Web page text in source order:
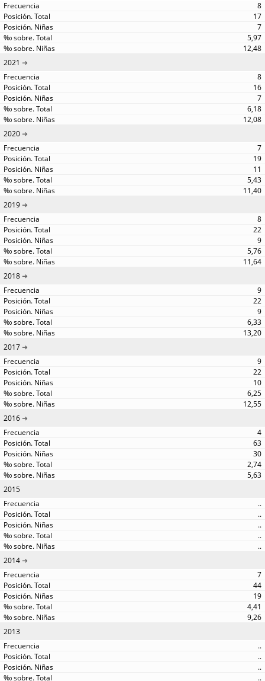
8
17
7
5,97
12,48
2021
8
16
7
6,18
12,08
2020
7
19
11
5,43
11,40
2019
8
22
9
5,76
11,64
2018
9
22
9
6,33
13,20
2017
9
22
10
6,25
12,55
2016
4
63
30
2,74
5,63
2015
..
..
..
..
..
2014
7
44
19
4,41
9,26
2013
..
..
..
..